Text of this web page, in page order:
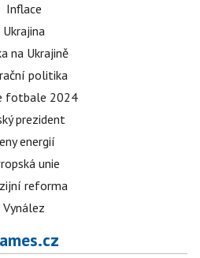
Inflace
Ukrajina
na Ukrajině
politika
fotbale 2024
prezident
energií
unie
reforma
Vynález